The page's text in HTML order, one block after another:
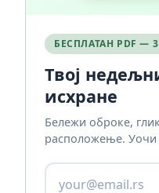
БЕСПЛАТАН PDF — 3
Твој
исхране
Бележи оброке,
расположење. Уочи